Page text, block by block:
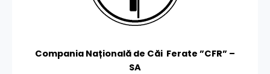
Compania Națională de Căi Ferate ”CFR” –
SA